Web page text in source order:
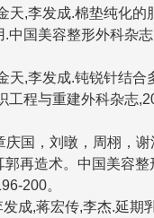
,李发成.棉垫纯化的
.中国美容整形外科杂
,李发成.钝锐针结合
工程与重建外科杂志
国，刘暾，周栩，谢
再造术。中国美容整
200。
,蒋宏传,李杰.延期